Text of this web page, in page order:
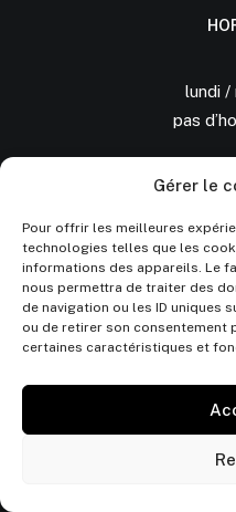
Gérer le
Pour offrir les meilleures
technologies telles que les
informations des appareils. Le
nous permettra de traiter des
de navigation ou les ID uniques
ou de retirer son consentement
certaines caractéristiques et
lundi /
pas
10h-13h
NOUS
17 rue
29900
06